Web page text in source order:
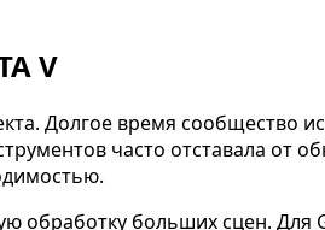
V
Долгое время сообщество
часто отставала от
обработку больших сцен. Для